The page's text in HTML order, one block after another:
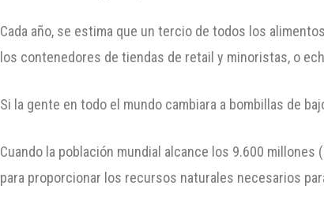
Cada año, se estima que un tercio de todos los
los contenedores de tiendas de retail y minoristas, o
Si la gente en todo el mundo cambiara a bombillas de
Cuando la población mundial alcance los 9.600
para proporcionar los recursos naturales necesarios